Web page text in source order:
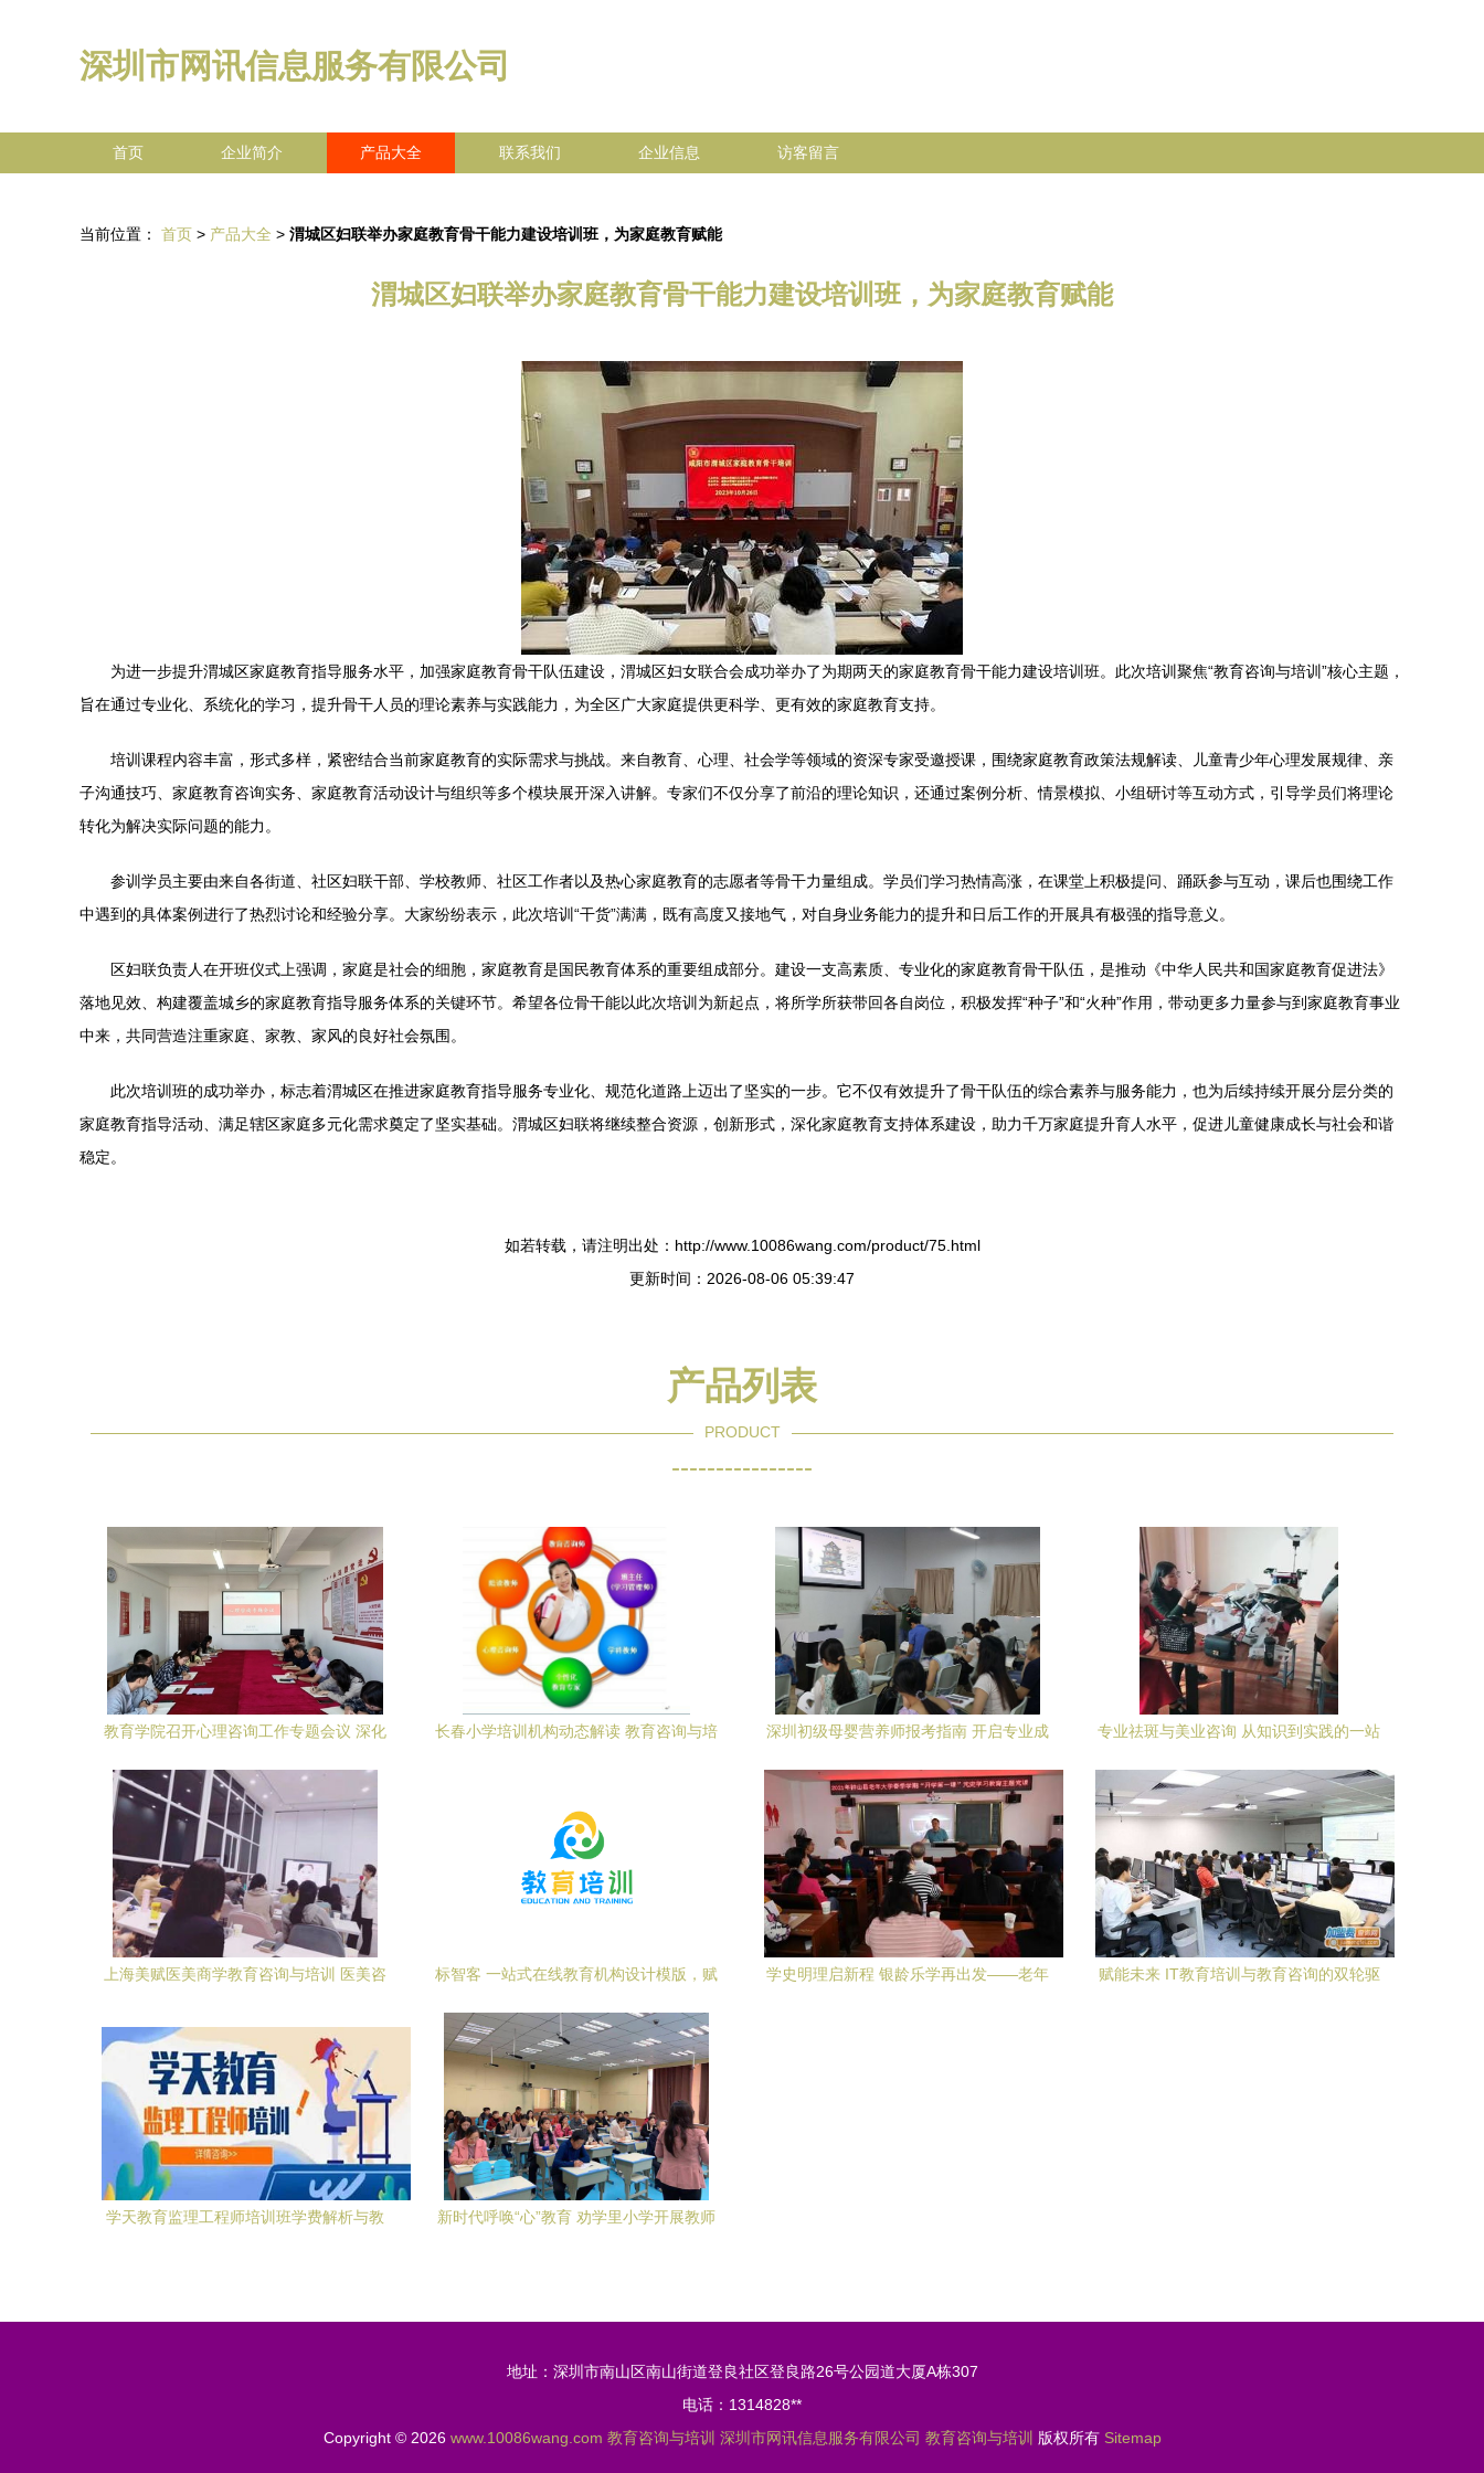
深圳市网讯信息服务有限公司
首页 企业简介 产品大全 联系我们 企业信息 访客留言
当前位置： 首页 > 产品大全 > 渭城区妇联举办家庭教育骨干能力建设培训班，为家庭教育赋能
渭城区妇联举办家庭教育骨干能力建设培训班，为家庭教育赋能
为进一步提升渭城区家庭教育指导服务水平，加强家庭教育骨干队伍建设，渭城区妇女联合会成功举办了为期两天的家庭教育骨干能力建设培训班。此次培训聚焦“教育咨询与培训”核心主题，
旨在通过专业化、系统化的学习，提升骨干人员的理论素养与实践能力，为全区广大家庭提供更科学、更有效的家庭教育支持。
培训课程内容丰富，形式多样，紧密结合当前家庭教育的实际需求与挑战。来自教育、心理、社会学等领域的资深专家受邀授课，围绕家庭教育政策法规解读、儿童青少年心理发展规律、亲
子沟通技巧、家庭教育咨询实务、家庭教育活动设计与组织等多个模块展开深入讲解。专家们不仅分享了前沿的理论知识，还通过案例分析、情景模拟、小组研讨等互动方式，引导学员们将理论
转化为解决实际问题的能力。
参训学员主要由来自各街道、社区妇联干部、学校教师、社区工作者以及热心家庭教育的志愿者等骨干力量组成。学员们学习热情高涨，在课堂上积极提问、踊跃参与互动，课后也围绕工作
中遇到的具体案例进行了热烈讨论和经验分享。大家纷纷表示，此次培训“干货”满满，既有高度又接地气，对自身业务能力的提升和日后工作的开展具有极强的指导意义。
区妇联负责人在开班仪式上强调，家庭是社会的细胞，家庭教育是国民教育体系的重要组成部分。建设一支高素质、专业化的家庭教育骨干队伍，是推动《中华人民共和国家庭教育促进法》
落地见效、构建覆盖城乡的家庭教育指导服务体系的关键环节。希望各位骨干能以此次培训为新起点，将所学所获带回各自岗位，积极发挥“种子”和“火种”作用，带动更多力量参与到家庭教育事业
中来，共同营造注重家庭、家教、家风的良好社会氛围。
此次培训班的成功举办，标志着渭城区在推进家庭教育指导服务专业化、规范化道路上迈出了坚实的一步。它不仅有效提升了骨干队伍的综合素养与服务能力，也为后续持续开展分层分类的
家庭教育指导活动、满足辖区家庭多元化需求奠定了坚实基础。渭城区妇联将继续整合资源，创新形式，深化家庭教育支持体系建设，助力千万家庭提升育人水平，促进儿童健康成长与社会和谐
稳定。
如若转载，请注明出处：http://www.10086wang.com/product/75.html
更新时间：2026-08-06 05:39:47
产品列表
PRODUCT
----------------
教育学院召开心理咨询工作专题会议 深化
长春小学培训机构动态解读 教育咨询与培
深圳初级母婴营养师报考指南 开启专业成
专业祛斑与美业咨询 从知识到实践的一站
上海美赋医美商学教育咨询与培训 医美咨
标智客 一站式在线教育机构设计模版，赋
学史明理启新程 银龄乐学再出发——老年
赋能未来 IT教育培训与教育咨询的双轮驱
学天教育监理工程师培训班学费解析与教
新时代呼唤“心”教育 劝学里小学开展教师
地址：深圳市南山区南山街道登良社区登良路26号公园道大厦A栋307
电话：1314828**
Copyright © 2026 www.10086wang.com 教育咨询与培训 深圳市网讯信息服务有限公司 教育咨询与培训 版权所有 Sitemap